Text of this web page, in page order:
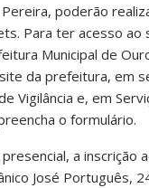
poderão
Para ter acesso ao
Municipal de
da prefeitura, em
Vigilância e, em
o formulário.
a inscrição
José Português,